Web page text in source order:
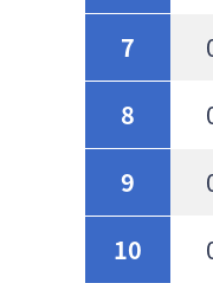
7
8
9
10